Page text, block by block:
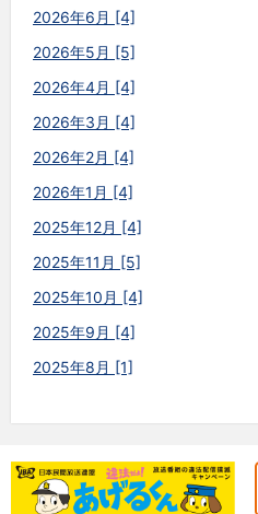
2026年6月 [4]
2026年5月 [5]
2026年4月 [4]
2026年3月 [4]
2026年2月 [4]
2026年1月 [4]
2025年12月 [4]
2025年11月 [5]
2025年10月 [4]
2025年9月 [4]
2025年8月 [1]